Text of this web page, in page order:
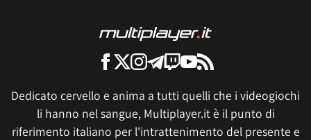
Dedicato cervello e anima a tutti quelli che i videogiochi
li hanno nel sangue, Multiplayer.it è il punto di
riferimento italiano per l'intrattenimento del presente e